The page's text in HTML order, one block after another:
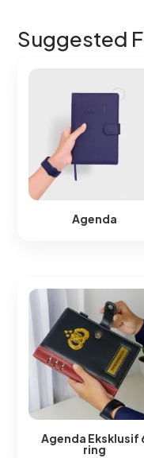
Suggested
Agenda
Agenda Eksklusif
ring​